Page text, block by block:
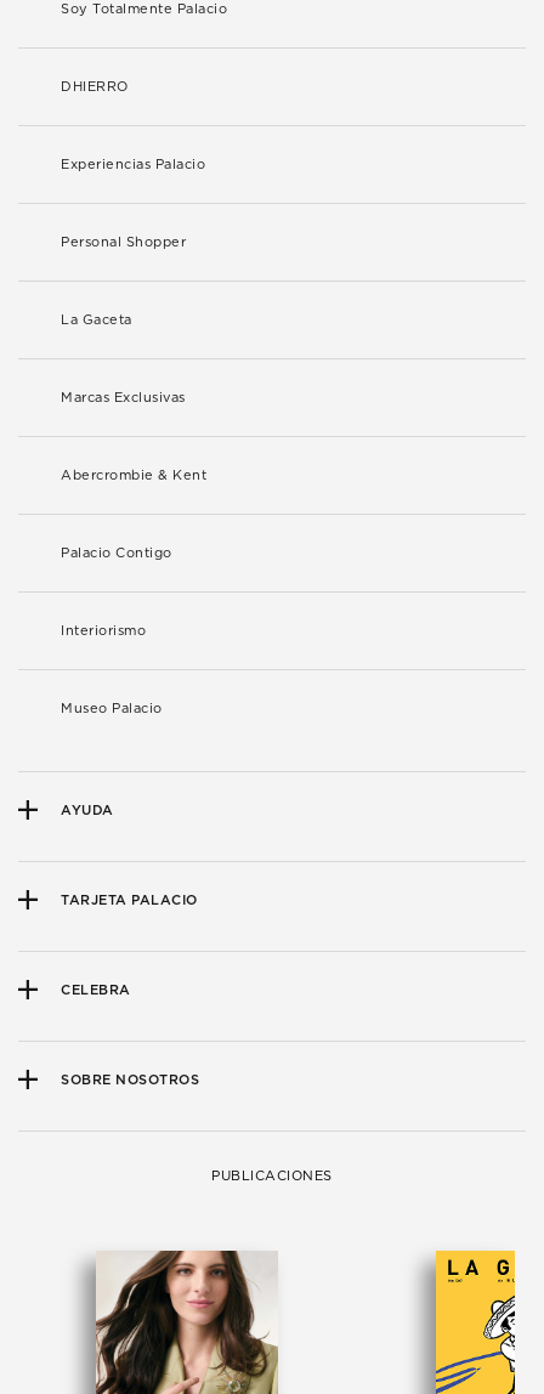
Soy Totalmente Palacio
DHIERRO
Experiencias Palacio
Personal Shopper
La Gaceta
Marcas Exclusivas
Abercrombie & Kent
Palacio Contigo
Interiorismo
Museo Palacio
AYUDA
TARJETA PALACIO
CELEBRA
SOBRE NOSOTROS
PUBLICACIONES